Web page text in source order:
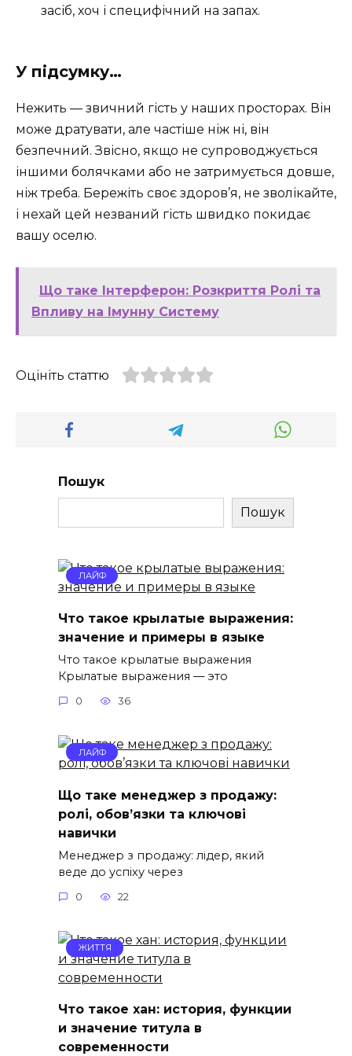
засіб, хоч і специфічний на запах.
У підсумку…
Нежить — звичний гість у наших просторах. Він
може дратувати, але частіше ніж ні, він
безпечний. Звісно, якщо не супроводжується
іншими болячками або не затримується довше,
ніж треба. Бережіть своє здоров’я, не зволікайте,
і нехай цей незваний гість швидко покидає
вашу оселю.
Що таке Інтерферон: Розкриття Ролі та
Впливу на Імунну Систему
Оцініть статтю
Пошук
Пошук
ЛАЙФ
Что такое крылатые выражения:
значение и примеры в языке
Что такое крылатые выражения
Крылатые выражения — это
0 36
ЛАЙФ
Що таке менеджер з продажу:
ролі, обов’язки та ключові
навички
Менеджер з продажу: лідер, який
веде до успіху через
0 22
ЖИТТЯ
Что такое хан: история, функции
и значение титула в
современности